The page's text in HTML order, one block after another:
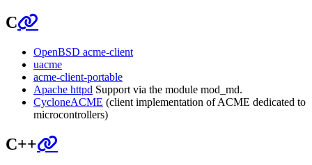
C
OpenBSD acme-client
uacme
acme-client-portable
Apache httpd Support via the module mod_md.
CycloneACME (client implementation of ACME dedicated to
microcontrollers)
C++